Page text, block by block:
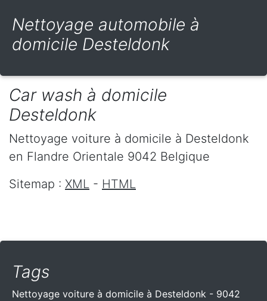
Nettoyage automobile à
domicile Desteldonk
Car wash à domicile
Desteldonk
Nettoyage voiture à domicile à Desteldonk
en Flandre Orientale 9042 Belgique
Sitemap : XML - HTML
Tags
Nettoyage voiture à domicile à Desteldonk - 9042